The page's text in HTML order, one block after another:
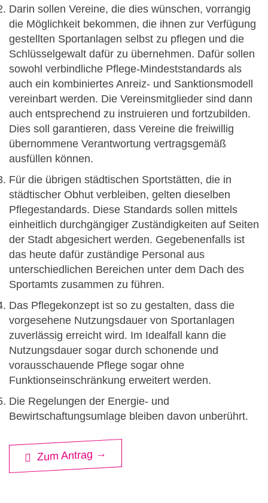
Darin sollen Vereine, die dies wünschen, vorrangig
die Möglichkeit bekommen, die ihnen zur Verfügung
gestellten Sportanlagen selbst zu pflegen und die
Schlüsselgewalt dafür zu übernehmen. Dafür sollen
sowohl verbindliche Pflege-Mindeststandards als
auch ein kombiniertes Anreiz- und Sanktionsmodell
vereinbart werden. Die Vereinsmitglieder sind dann
auch entsprechend zu instruieren und fortzubilden.
Dies soll garantieren, dass Vereine die freiwillig
übernommene Verantwortung vertragsgemäß
ausfüllen können.
Für die übrigen städtischen Sportstätten, die in
städtischer Obhut verbleiben, gelten dieselben
Pflegestandards. Diese Standards sollen mittels
einheitlich durchgängiger Zuständigkeiten auf Seiten
der Stadt abgesichert werden. Gegebenenfalls ist
das heute dafür zuständige Personal aus
unterschiedlichen Bereichen unter dem Dach des
Sportamts zusammen zu führen.
Das Pflegekonzept ist so zu gestalten, dass die
vorgesehene Nutzungsdauer von Sportanlagen
zuverlässig erreicht wird. Im Idealfall kann die
Nutzungsdauer sogar durch schonende und
vorausschauende Pflege sogar ohne
Funktionseinschränkung erweitert werden.
Die Regelungen der Energie- und
Bewirtschaftungsumlage bleiben davon unberührt.
Zum Antrag →